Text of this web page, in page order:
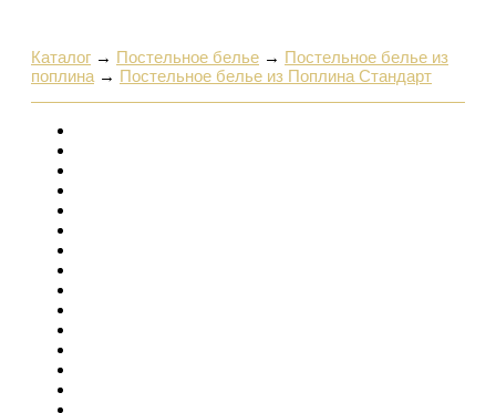
Каталог → Постельное белье → Постельное белье из
поплина → Постельное белье из Поплина Стандарт